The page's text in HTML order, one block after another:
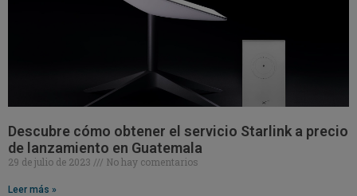
Descubre cómo obtener el servicio Starlink a precio
de lanzamiento en Guatemala
29 de julio de 2023 No hay comentarios
Leer más »